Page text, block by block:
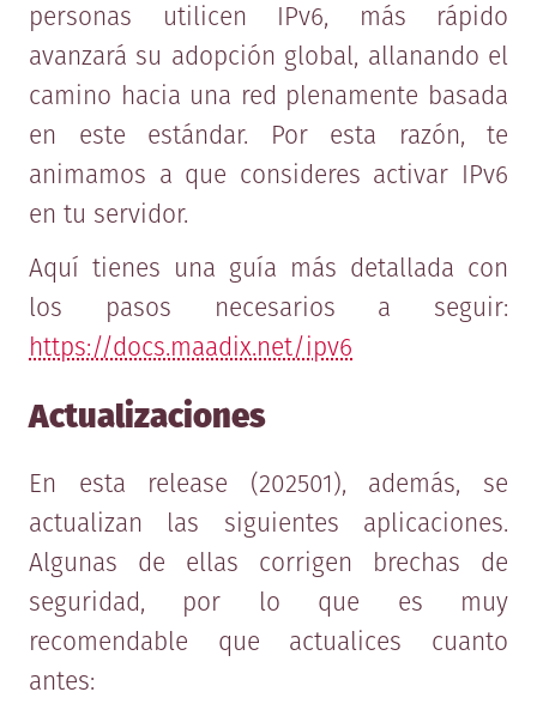
personas utilicen IPv6, más rápido
avanzará su adopción global, allanando el
camino hacia una red plenamente basada
en este estándar. Por esta razón, te
animamos a que consideres activar IPv6
en tu servidor.
Aquí tienes una guía más detallada con
los pasos necesarios a seguir:
https://docs.maadix.net/ipv6
Actualizaciones
En esta release (202501), además, se
actualizan las siguientes aplicaciones.
Algunas de ellas corrigen brechas de
seguridad, por lo que es muy
recomendable que actualices cuanto
antes: